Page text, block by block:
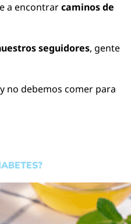
a encontrarcaminos de
seguidores, gente
no debemos comer para